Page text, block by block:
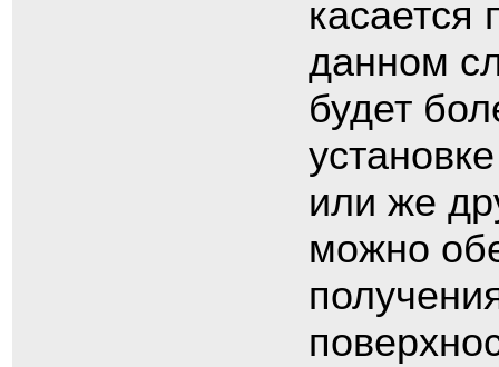
данном
будет
или же
можно